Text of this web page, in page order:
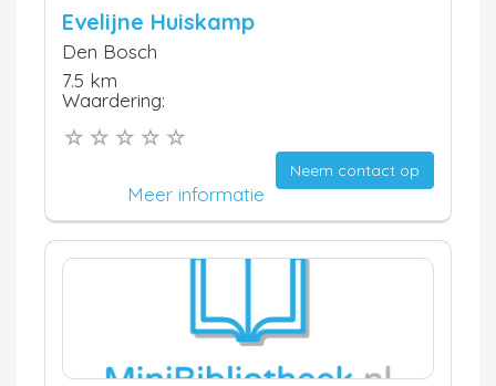
Evelijne Huiskamp
Den Bosch
7.5 km
Waardering:
Neem contact op
Meer informatie